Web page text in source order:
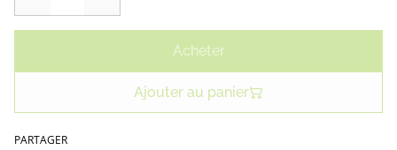
Acheter
Ajouter au panier
PARTAGER